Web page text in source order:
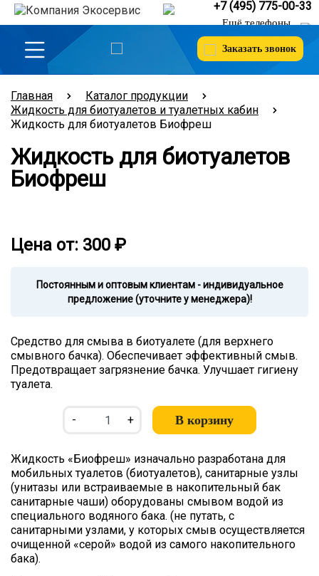
+7 (495) 775-00-33
Ещё телефоны
Заказать звонок
Главная
Каталог продукции
Жидкость для биотуалетов и туалетных кабин
Жидкость для биотуалетов Биофреш
Жидкость для биотуалетов
Биофреш
Цена от: 300 ₽
Постоянным и оптовым клиентам - индивидуальное
предложение (уточните у менеджера)!
Средство для смыва в биотуалете (для верхнего
смывного бачка). Обеспечивает эффективный смыв.
Предотвращает загрязнение бачка. Улучшает гигиену
туалета.
- + В корзину
Жидкость «Биофреш» изначально разработана для
мобильных туалетов (биотуалетов), санитарные узлы
(унитазы или встраиваемые в накопительный бак
санитарные чаши) оборудованы смывом водой из
специального водяного бака. (не путать, с
санитарными узлами, у которых смыв осуществляется
очищенной «серой» водой из самого накопительного
бака).